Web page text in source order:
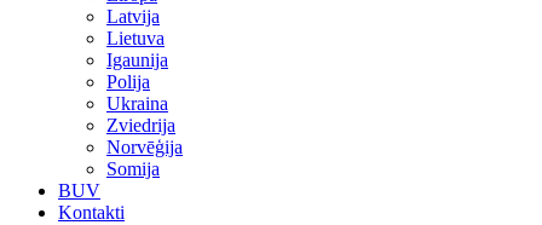
Latvija
Lietuva
Igaunija
Polija
Ukraina
Zviedrija
Norvēģija
Somija
BUV
Kontakti